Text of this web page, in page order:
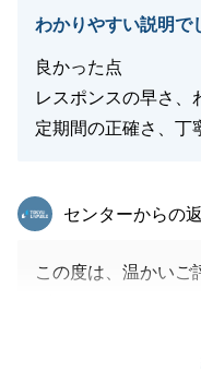
わかりやすい説明で
良かった点
レスポンスの早さ、
定期間の正確さ、丁
東急リバブル
センターからの
この度は、温かいご
様のご協力のおかげ